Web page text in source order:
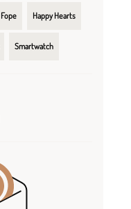
Fope Happy Hearts
Smartwatch